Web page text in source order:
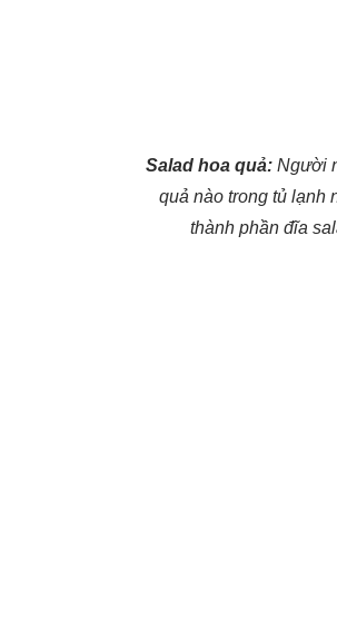
Salad hoa quả:Người
quả nào trong tủ lạnh
thành phần đĩa